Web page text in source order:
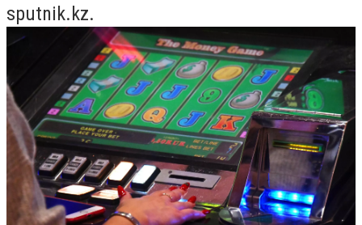
sputnik.kz.